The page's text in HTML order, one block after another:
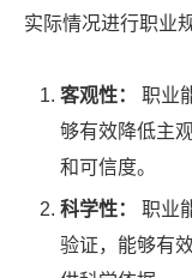
实际情况进行职业
客观性：
职业
够有效降低主
和可信度。
科学性：
职业
验证，能够有